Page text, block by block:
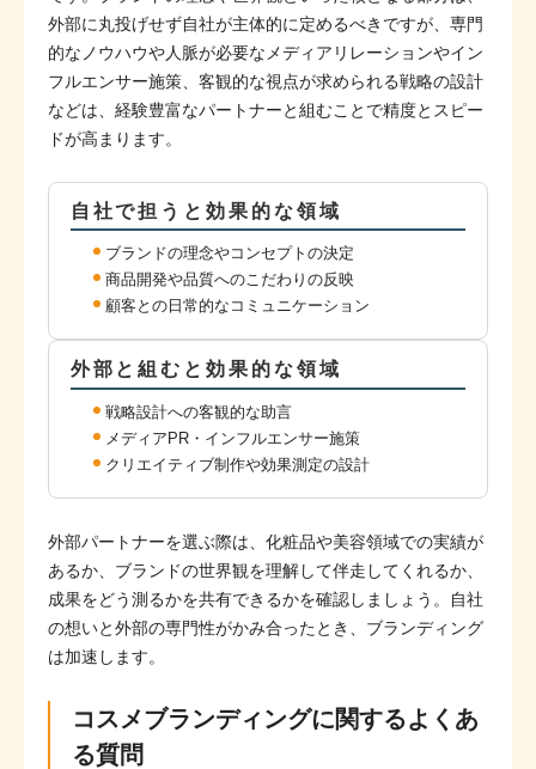
外部に丸投げせず自社が主体的に定めるべきですが、専門
的なノウハウや人脈が必要なメディアリレーションやイン
フルエンサー施策、客観的な視点が求められる戦略の設計
などは、経験豊富なパートナーと組むことで精度とスピー
ドが高まります。
自社で担うと効果的な領域
ブランドの理念やコンセプトの決定
商品開発や品質へのこだわりの反映
顧客との日常的なコミュニケーション
外部と組むと効果的な領域
戦略設計への客観的な助言
メディアPR・インフルエンサー施策
クリエイティブ制作や効果測定の設計
外部パートナーを選ぶ際は、化粧品や美容領域での実績が
あるか、ブランドの世界観を理解して伴走してくれるか、
成果をどう測るかを共有できるかを確認しましょう。自社
の想いと外部の専門性がかみ合ったとき、ブランディング
は加速します。
コスメブランディングに関するよくあ
る質問